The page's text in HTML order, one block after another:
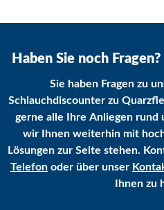
Haben Sie noch
Sie haben Fragen zu
Schlauchdiscounter zu
gerne alle Ihre Anliegen rund
wir Ihnen weiterhin mit
Lösungen zur Seite stehen.
Telefon oder über unser
Ihnen zu